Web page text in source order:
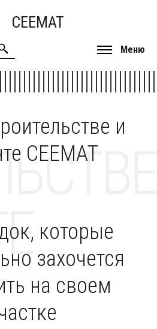
CEEMAT
Меню
и
CEEMAT
которые
захочется
на своем